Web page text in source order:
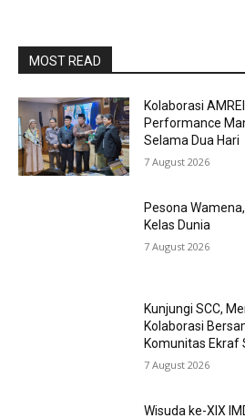
MOST READ
Kolaborasi
Performance
Selama Dua Hari
7 August 2026
Pesona
Kelas Dunia
7 August 2026
Kunjungi SCC,
Kolaborasi
Komunitas Ekraf
7 August 2026
Wisuda ke-XIX